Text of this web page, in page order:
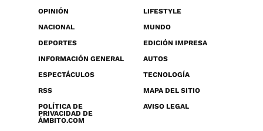
OPINIÓN
LIFESTYLE
NACIONAL
MUNDO
DEPORTES
EDICIÓN IMPRESA
INFORMACIÓN GENERAL
AUTOS
ESPECTÁCULOS
TECNOLOGÍA
RSS
MAPA DEL SITIO
POLÍTICA DE
PRIVACIDAD DE
ÁMBITO.COM
AVISO LEGAL